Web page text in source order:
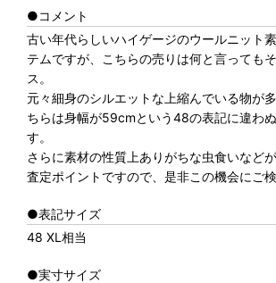
●コメント
古い年代らしいハイゲージのウールニット
テムですが、こちらの売りは何と言っても
ス。
元々細身のシルエットな上縮んでいる物が
ちらは身幅が59cmという48の表記に違わ
す。
さらに素材の性質上ありがちな虫食いなど
査定ポイントですので、是非この機会にご検
●表記サイズ
48 XL相当
●実寸サイズ